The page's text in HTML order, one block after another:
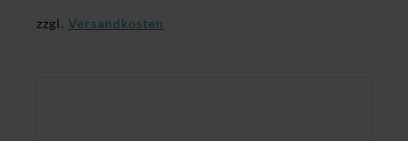
zzgl. Versandkosten